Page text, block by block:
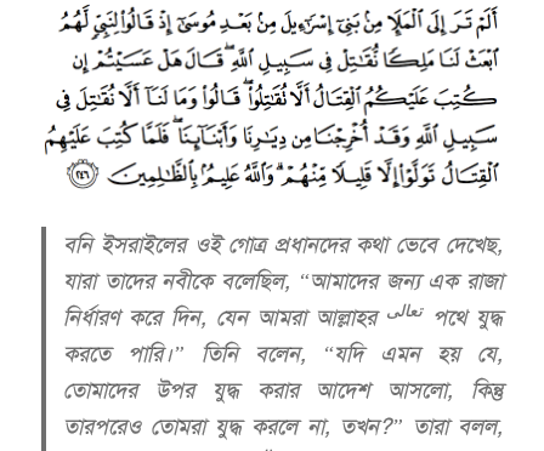
বনি ইসরাইলের ওই গোত্র প্রধানদের কথা ভেবে দেখেছ,
যারা তাদের নবীকে বলেছিল, “আমাদের জন্য এক রাজা
নির্ধারণ করে দিন, যেন আমরা আল্লাহর تعالىপথে যুদ্ধ
করতে পারি।” তিনি বলেন, “যদি এমন হয় যে,
তোমাদের উপর যুদ্ধ করার আদেশ আসলো, কিন্তু
তারপরেও তোমরা যুদ্ধ করলে না, তখন?” তারা বলল,